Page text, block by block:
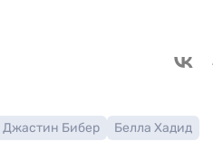
Джастин Бибер
Белла Хадид